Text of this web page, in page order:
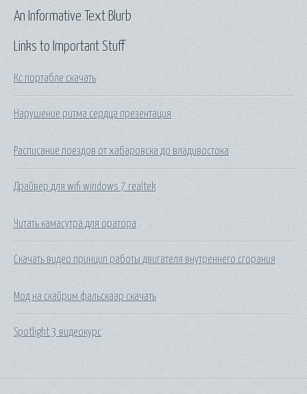
Links to Important Stuff
Кс портабле скачать
Нарушение ритма сердца презентация
Расписание поездов от хабаровска до владивостока
Драйвер для wifi windows 7 realtek
Читать камасутра для оратора
Скачать видео принцип работы двигателя внутреннего сгорания
Мод на скайрим фальскаар скачать
Spotlight 3 видеокурс
An Informative Text Blurb